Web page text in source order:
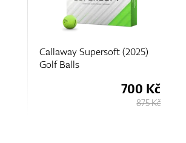
Callaway Supersoft (2025)
Golf Balls
700 Kč
875 Kč